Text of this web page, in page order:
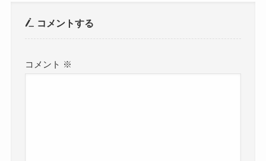
コメントする
コメント ※